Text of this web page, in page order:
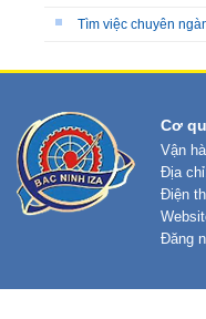
Tìm việc chuyên
Cơ
Vận
Địa
Điện
Đăng